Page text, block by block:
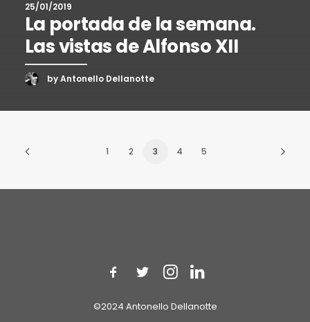
25/01/2019
La portada de la semana.
Las vistas de Alfonso XII
by Antonello Dellanotte
1 2 3 4 5
©2024 Antonello Dellanotte